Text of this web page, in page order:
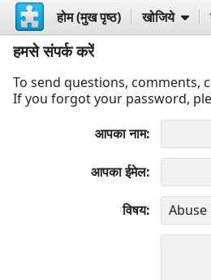
होम (मुख पृष्ठ) खोजिये
हमसे संपर्क करें
To send questions, comments,
If you forgot your password,
आपका नाम
आपका ईमेल
विषय